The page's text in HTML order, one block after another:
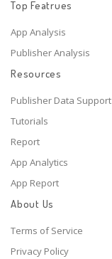
Top Featrues
App Analysis
Publisher Analysis
Resources
Publisher Data Support
Tutorials
Report
App Analytics
App Report
About Us
Terms of Service
Privacy Policy